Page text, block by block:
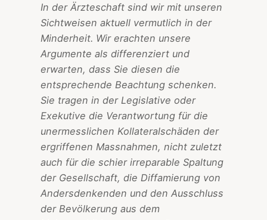
In der Ärzteschaft sind wir mit unseren
Sichtweisen aktuell vermutlich in der
Minderheit. Wir erachten unsere
Argumente als differenziert und
erwarten, dass Sie diesen die
entsprechende Beachtung schenken.
Sie tragen in der Legislative oder
Exekutive die Verantwortung für die
unermesslichen Kollateralschäden der
ergriffenen Massnahmen, nicht zuletzt
auch für die schier irreparable Spaltung
der Gesellschaft, die Diffamierung von
Andersdenkenden und den Ausschluss
der Bevölkerung aus dem